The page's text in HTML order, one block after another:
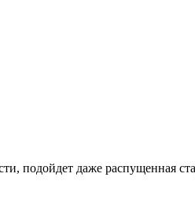
подойдет даже распущенная